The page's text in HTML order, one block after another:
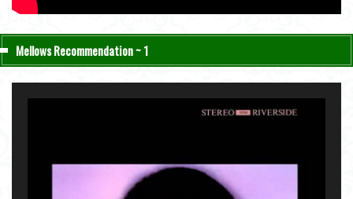
Mellows Recommendation ~ 1